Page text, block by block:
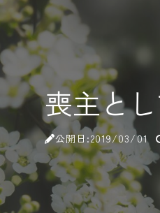
喪主と
公開日:2019/03/01